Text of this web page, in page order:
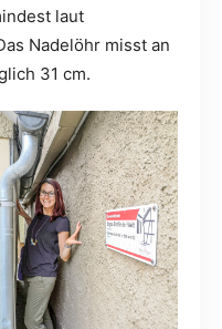
laut
Nadelöhr misst an
31 cm.